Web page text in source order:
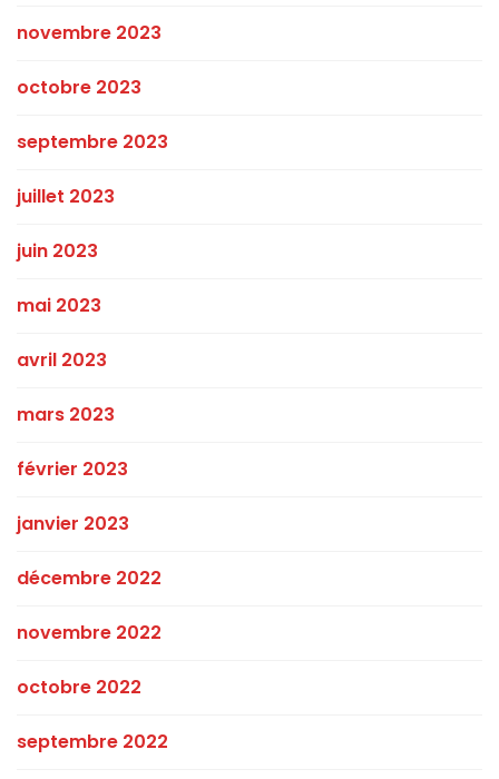
novembre 2023
octobre 2023
septembre 2023
juillet 2023
juin 2023
mai 2023
avril 2023
mars 2023
février 2023
janvier 2023
décembre 2022
novembre 2022
octobre 2022
septembre 2022